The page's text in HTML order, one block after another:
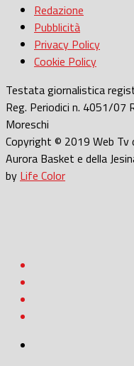
Redazione
Pubblicità
Privacy Policy
Cookie Policy
Testata giornalistica
Reg. Periodici n. 4051/07
Moreschi
Copyright © 2019 Web Tv
Aurora Basket e della
by Life Color